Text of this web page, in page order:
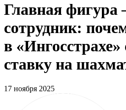
Главная
сотрудник:
в «Ингосстрахе»
ставку на
17 ноября 2025